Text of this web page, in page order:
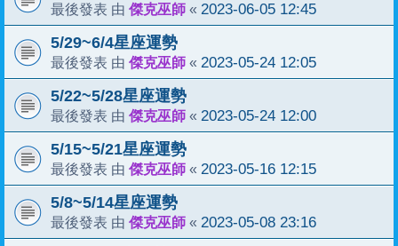
最後發表 由 傑克巫師 « 2023-06-05 12:45
5/29~6/4星座運勢
最後發表 由 傑克巫師 « 2023-05-24 12:05
5/22~5/28星座運勢
最後發表 由 傑克巫師 « 2023-05-24 12:00
5/15~5/21星座運勢
最後發表 由 傑克巫師 « 2023-05-16 12:15
5/8~5/14星座運勢
最後發表 由 傑克巫師 « 2023-05-08 23:16